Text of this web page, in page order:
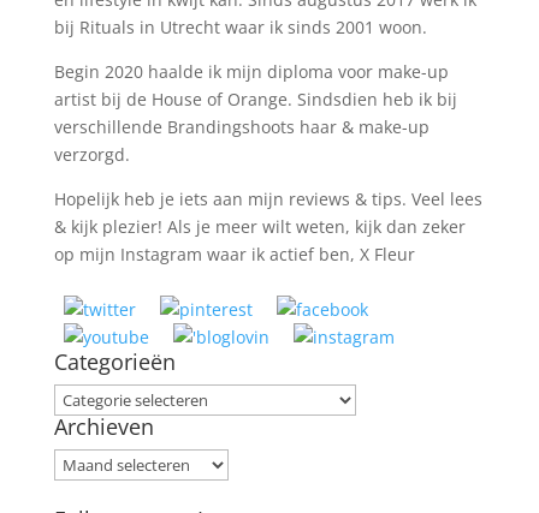
bij Rituals in Utrecht waar ik sinds 2001 woon.
Begin 2020 haalde ik mijn diploma voor make-up
artist bij de House of Orange. Sindsdien heb ik bij
verschillende Brandingshoots haar & make-up
verzorgd.
Hopelijk heb je iets aan mijn reviews & tips. Veel lees
& kijk plezier! Als je meer wilt weten, kijk dan zeker
op mijn Instagram waar ik actief ben, X Fleur
Categorieën
Categorieën
Archieven
Archieven